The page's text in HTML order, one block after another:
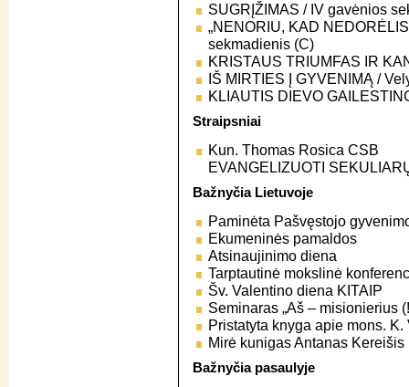
SUGRĮŽIMAS / IV gavėnios
„NENORIU, KAD
sekmadienis (C)
KRISTAUS TRIUMFAS IR
IŠ MIRTIES Į GYVENIMĄ /
KLIAUTIS DIEVO
Straipsniai
Kun. Thomas Rosica CSB
EVANGELIZUOTI
Bažnyčia Lietuvoje
Paminėta Pašvęstojo
Ekumeninės pamaldos
Atsinaujinimo diena
Tarptautinė mokslinė
Šv. Valentino diena KITAIP
Seminaras „Aš – misionierius
Pristatyta knyga apie mons.
Mirė kunigas Antanas
Bažnyčia pasaulyje